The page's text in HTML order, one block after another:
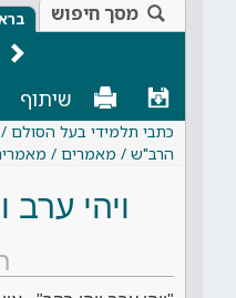
מסך חיפוש
שיתוף
כתבי תלמידי בעל הסולם
הרב"ש / מאמרים /
ויהי ערב